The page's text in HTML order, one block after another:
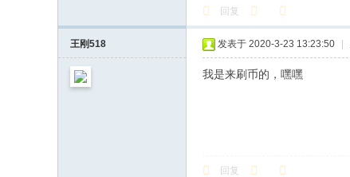
回复
王刚518 发表于 2020-3-23 13:23:50
我是来刷币的，嘿嘿
回复